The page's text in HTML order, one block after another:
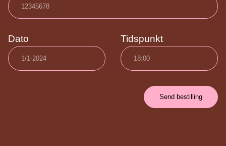
Dato Tidspunkt
Send bestilling